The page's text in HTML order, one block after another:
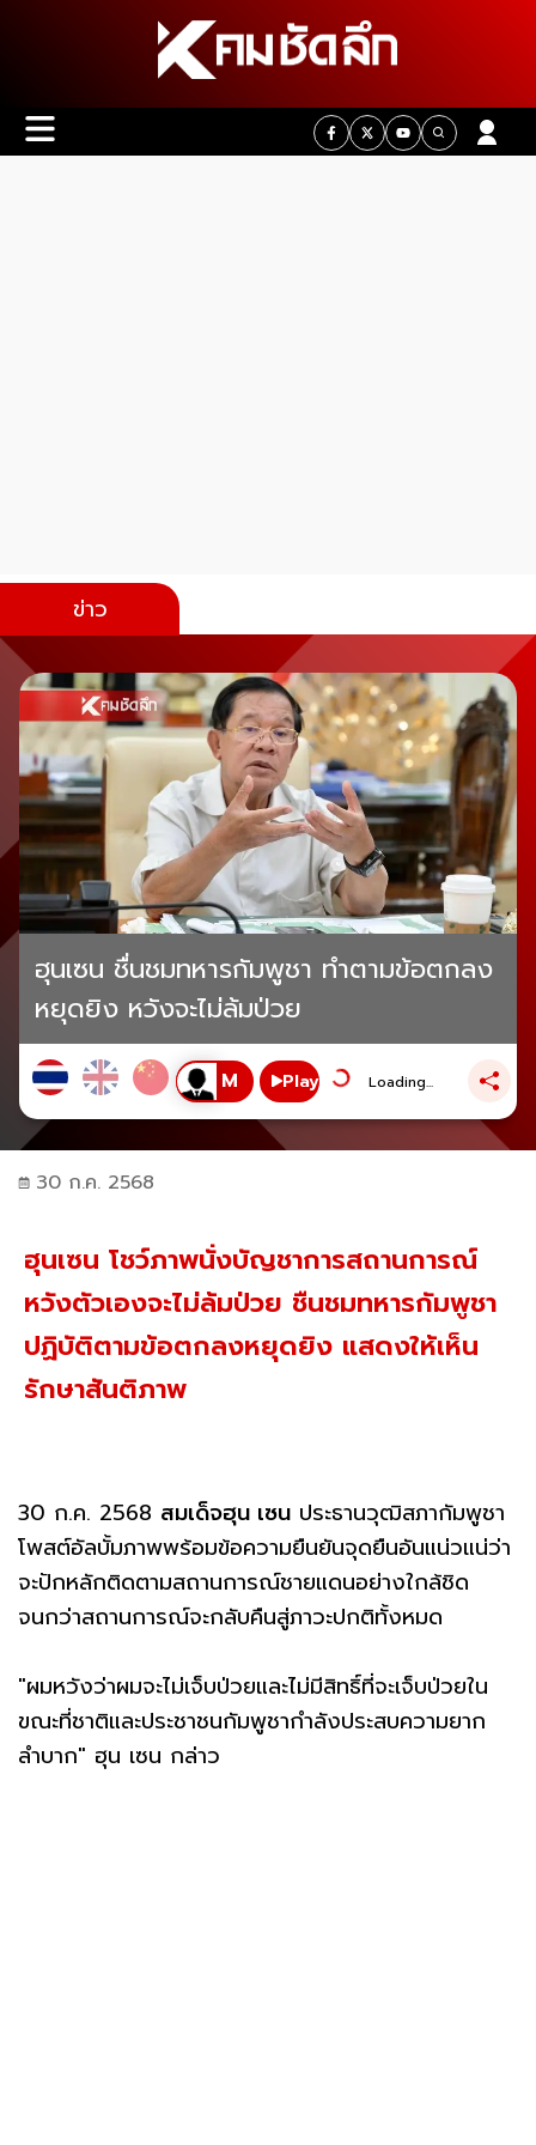
ข่าว
ฮุนเซน ชื่นชมทหารกัมพูชา ทำตามข้อตกลง
หยุดยิง หวังจะไม่ล้มป่วย
Play Loading...
30 ก.ค. 2568
ฮุนเซน โชว์ภาพนั่งบัญชาการสถานการณ์
หวังตัวเองจะไม่ล้มป่วย ชืนชมทหารกัมพูชา
ปฏิบัติตามข้อตกลงหยุดยิง แสดงให้เห็น
รักษาสันติภาพ
30 ก.ค. 2568 สมเด็จฮุน เซน ประธานวุฒิสภากัมพูชา
โพสต์อัลบั้มภาพพร้อมข้อความยืนยันจุดยืนอันแน่วแน่ว่า
จะปักหลักติดตามสถานการณ์ชายแดนอย่างใกล้ชิด
จนกว่าสถานการณ์จะกลับคืนสู่ภาวะปกติทั้งหมด
"ผมหวังว่าผมจะไม่เจ็บป่วยและไม่มีสิทธิ์ที่จะเจ็บป่วยใน
ขณะที่ชาติและประชาชนกัมพูชากำลังประสบความยาก
ลำบาก" ฮุน เซน กล่าว